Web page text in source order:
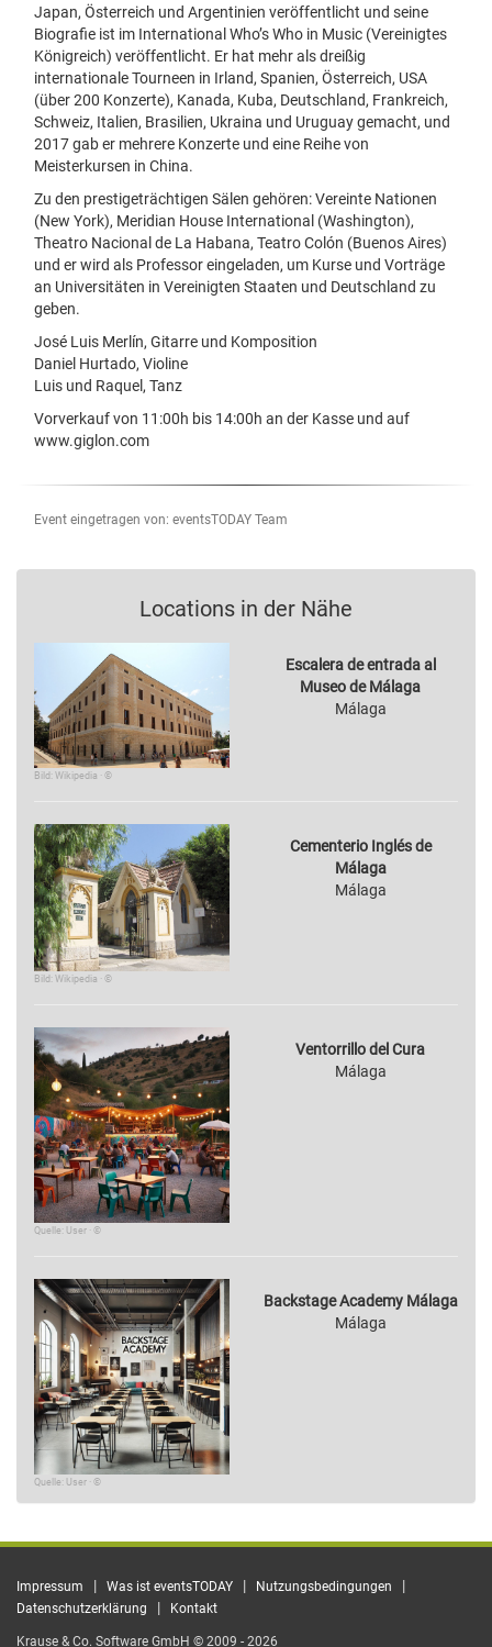
Japan, Österreich und Argentinien veröffentlicht und seine
Biografie ist im International Who’s Who in Music (Vereinigtes
Königreich) veröffentlicht. Er hat mehr als dreißig
internationale Tourneen in Irland, Spanien, Österreich, USA
(über 200 Konzerte), Kanada, Kuba, Deutschland, Frankreich,
Schweiz, Italien, Brasilien, Ukraina und Uruguay gemacht, und
2017 gab er mehrere Konzerte und eine Reihe von
Meisterkursen in China.
Zu den prestigeträchtigen Sälen gehören: Vereinte Nationen
(New York), Meridian House International (Washington),
Theatro Nacional de La Habana, Teatro Colón (Buenos Aires)
und er wird als Professor eingeladen, um Kurse und Vorträge
an Universitäten in Vereinigten Staaten und Deutschland zu
geben.
José Luis Merlín, Gitarre und Komposition
Daniel Hurtado, Violine
Luis und Raquel, Tanz
Vorverkauf von 11:00h bis 14:00h an der Kasse und auf
www.giglon.com
Event eingetragen von: eventsTODAY Team
Locations in der Nähe
Bild: Wikipedia · ©
Escalera de entrada al
Museo de Málaga
Málaga
Bild: Wikipedia · ©
Cementerio Inglés de
Málaga
Málaga
Quelle: User · ©
Ventorrillo del Cura
Málaga
Quelle: User · ©
Backstage Academy Málaga
Málaga
Impressum | Was ist eventsTODAY | Nutzungsbedingungen |
Datenschutzerklärung | Kontakt
Krause & Co. Software GmbH © 2009 - 2026